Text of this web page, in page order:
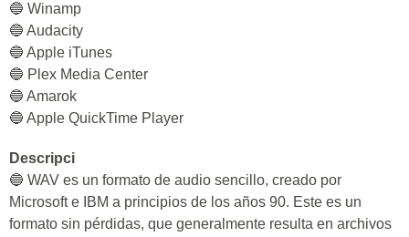
🔵 Winamp
🔵 Audacity
🔵 Apple iTunes
🔵 Plex Media Center
🔵 Amarok
🔵 Apple QuickTime Player
Descripci
🔵 WAV es un formato de audio sencillo, creado por
Microsoft e IBM a principios de los años 90. Este es un
formato sin pérdidas, que generalmente resulta en archivos